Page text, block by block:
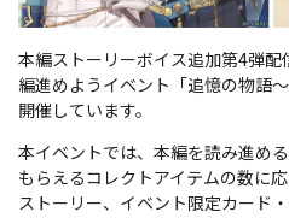
本編ストーリーボイス追加第4弾
編進めようイベント「追憶の物語
開催しています。
本イベントでは、本編を読み進め
もらえるコレクトアイテムの数に
ストーリー、イベント限定カード